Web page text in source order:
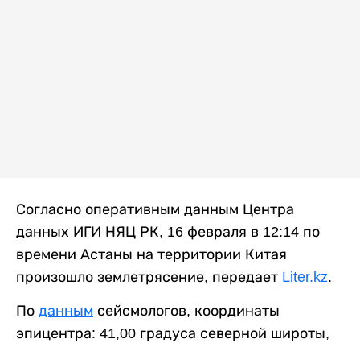
Согласно оперативным данным Центра
данных ИГИ НЯЦ РК, 16 февраля в 12:14 по
времени Астаны на территории Китая
произошло землетрясение, передает Liter.kz.
По данным сейсмологов, координаты
эпицентра: 41,00 градуса северной широты,